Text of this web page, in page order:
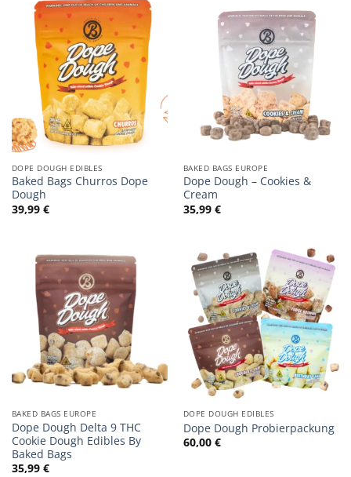
DOPE DOUGH EDIBLES
Baked Bags Churros Dope
Dough
39,99 €
BAKED BAGS EUROPE
Dope Dough – Cookies &
Cream
35,99 €
BAKED BAGS EUROPE
Dope Dough Delta 9 THC
Cookie Dough Edibles By
Baked Bags
35,99 €
DOPE DOUGH EDIBLES
Dope Dough Probierpackung
60,00 €